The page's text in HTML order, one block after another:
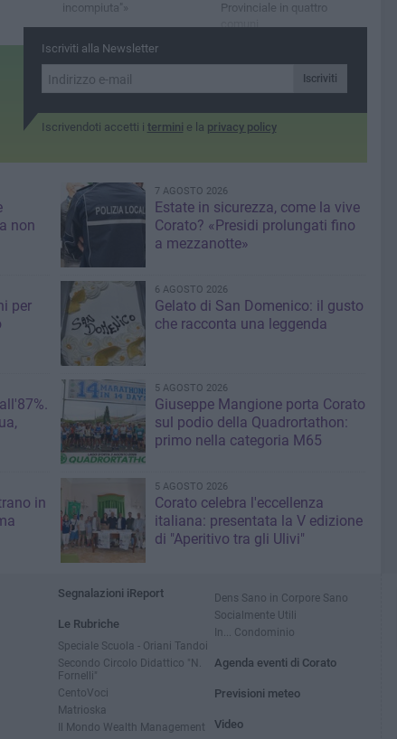
incompiuta"»
Provinciale in quattro
comuni
Iscriviti alla Newsletter
Iscriviti
Iscrivendoti accetti i termini e la privacy policy
non
7 AGOSTO 2026
Estate in sicurezza, come la vive
Corato? «Presidi prolungati fino
a mezzanotte»
per
6 AGOSTO 2026
Gelato di San Domenico: il gusto
che racconta una leggenda
5 AGOSTO 2026
Giuseppe Mangione porta Corato
sul podio della Quadrortathon:
primo nella categoria M65
in
5 AGOSTO 2026
Corato celebra l'eccellenza
italiana: presentata la V edizione
di "Aperitivo tra gli Ulivi"
Segnalazioni iReport
Le Rubriche
Speciale Scuola - Oriani Tandoi
Secondo Circolo Didattico "N.
Fornelli"
CentoVoci
Matrioska
Il Mondo Wealth Management
Dens Sano in Corpore Sano
Socialmente Utili
In... Condominio
Agenda eventi di Corato
Previsioni meteo
Video